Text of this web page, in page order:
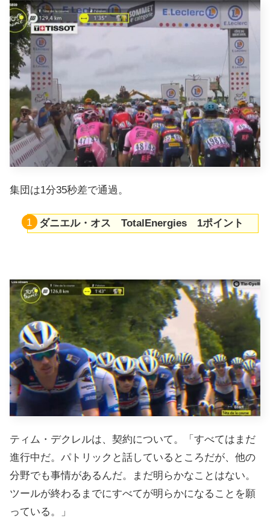
集団は1分35秒差で通過。
ダニエル・オス TotalEnergies 1ポイント
ティム・デクレルは、契約について。「すべてはまだ
進行中だ。パトリックと話しているところだが、他の
分野でも事情があるんだ。まだ明らかなことはない。
ツールが終わるまでにすべてが明らかになることを願
っている。」